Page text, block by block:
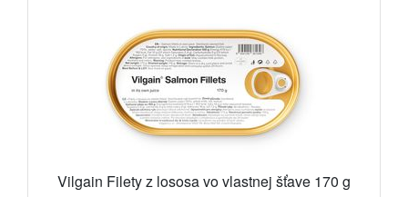
Vilgain Filety z lososa vo vlastnej šťave 170 g